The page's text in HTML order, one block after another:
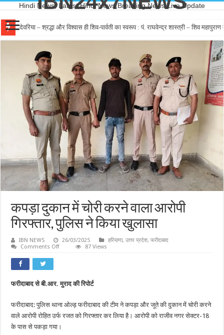
Hindi News, Latest Hindi News,Breaking News,Live Update
देवरिया – श्रद्धा और विश्वास ही शिव-पार्वती का स्वरूप : पं. राघवेन्द्र शास्त्री – शिव
कपड़ा दुकान में चोरी करने वाला आरोपी
गिरफ्तार, पुलिस ने किया खुलासा
IBN NEWS 26/03/2025 हरियाणा,उत्तर प्रदेश,फरीदाबाद
Comments Offon
वाला
पुलिस
ने
किया
खुलासा
87 Views
फरीदाबाद से बी.आर. मुराद की रिपोर्ट
फरीदाबाद: पुलिस थाना ओल्ड़ फरीदाबाद की टीम ने कपड़ा और जूते की दुकान में चोरी करने
वाले आरोपी रोहित उर्फ रजत को गिरफ्तार कर लिया है। आरोपी को राजीव नगर सेक्टर-18
के पास से पकड़ा गया।